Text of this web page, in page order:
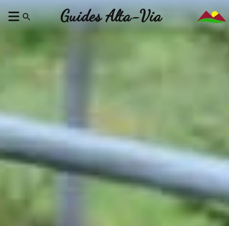
Guides Alta-Via